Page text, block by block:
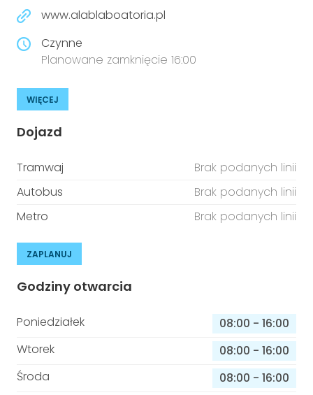
www.alablaboatoria.pl
Czynne
Planowane zamknięcie 16:00
WIĘCEJ
Dojazd
Tramwaj
Brak podanych linii
Autobus
Brak podanych linii
Metro
Brak podanych linii
ZAPLANUJ
Godziny otwarcia
Poniedziałek 08:00 - 16:00
Wtorek
08:00 - 16:00
Środa
08:00 - 16:00